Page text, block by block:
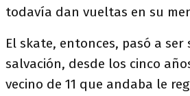
todavía dan vueltas en su
El skate, entonces, pasó a
salvación, desde los cinco
vecino de 11 que andaba le